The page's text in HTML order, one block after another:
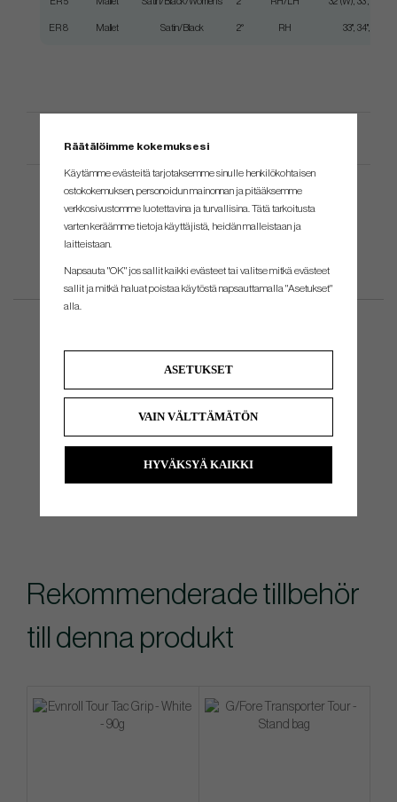
ER 8 Mallet Satin/Black 2° RH 33", 34", 35"
Rekommenderade tillbehör
till denna produkt
Räätälöimme kokemuksesi
Käytämme evästeitä tarjotaksemme sinulle henkilökohtaisen
ostokokemuksen, personoidun mainonnan ja pitääksemme
verkkosivustomme luotettavina ja turvallisina. Tätä tarkoitusta
varten keräämme tietoja käyttäjistä, heidän malleistaan ​​ja
laitteistaan.
Napsauta "OK" jos sallit kaikki evästeet tai valitse mitkä evästeet
sallit ja mitkä haluat poistaa käytöstä napsauttamalla "Asetukset"
alla.
ASETUKSET
VAIN VÄLTTÄMÄTÖN
HYVÄKSYÄ KAIKKI